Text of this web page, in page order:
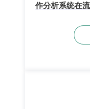
作分析系统在